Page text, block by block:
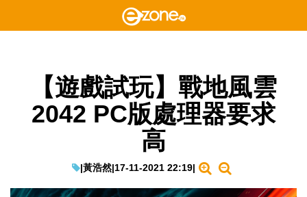
【遊戲試玩】戰地風雲
2042 PC版處理器要求
高
|黃浩然|17-11-2021 22:19|